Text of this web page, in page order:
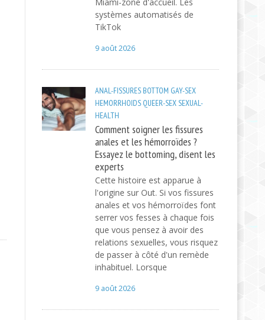
systèmes automatisés de
TikTok
9 août 2026
ANAL-FISSURES BOTTOM GAY-SEX
HEMORRHOIDS QUEER-SEXSEXUAL-
HEALTH
Comment soigner les fissures
anales et les hémorroïdes ?
Essayez le bottoming, disent les
experts
Cette histoire est apparue à
l'origine sur Out. Si vos fissures
anales et vos hémorroïdes font
serrer vos fesses à chaque fois
que vous pensez à avoir des
relations sexuelles, vous risquez
de passer à côté d'un remède
inhabituel. Lorsque
9 août 2026